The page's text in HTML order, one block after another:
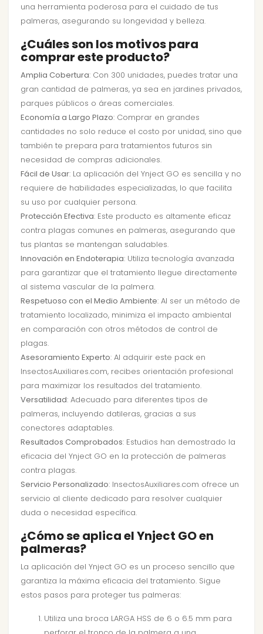
una herramienta poderosa para el cuidado de tus
palmeras, asegurando su longevidad y belleza.
¿Cuáles son los motivos para
comprar este producto?
Amplia Cobertura: Con 300 unidades, puedes tratar una
gran cantidad de palmeras, ya sea en jardines privados,
parques públicos o áreas comerciales.
Economía a Largo Plazo: Comprar en grandes
cantidades no solo reduce el costo por unidad, sino que
también te prepara para tratamientos futuros sin
necesidad de compras adicionales.
Fácil de Usar: La aplicación del Ynject GO es sencilla y no
requiere de habilidades especializadas, lo que facilita
su uso por cualquier persona.
Protección Efectiva: Este producto es altamente eficaz
contra plagas comunes en palmeras, asegurando que
tus plantas se mantengan saludables.
Innovación en Endoterapia: Utiliza tecnología avanzada
para garantizar que el tratamiento llegue directamente
al sistema vascular de la palmera.
Respetuoso con el Medio Ambiente: Al ser un método de
tratamiento localizado, minimiza el impacto ambiental
en comparación con otros métodos de control de
plagas.
Asesoramiento Experto: Al adquirir este pack en
InsectosAuxiliares.com, recibes orientación profesional
para maximizar los resultados del tratamiento.
Versatilidad: Adecuado para diferentes tipos de
palmeras, incluyendo datileras, gracias a sus
conectores adaptables.
Resultados Comprobados: Estudios han demostrado la
eficacia del Ynject GO en la protección de palmeras
contra plagas.
Servicio Personalizado: InsectosAuxiliares.com ofrece un
servicio al cliente dedicado para resolver cualquier
duda o necesidad específica.
¿Cómo se aplica el Ynject GO en
palmeras?
La aplicación del Ynject GO es un proceso sencillo que
garantiza la máxima eficacia del tratamiento. Sigue
estos pasos para proteger tus palmeras:
Utiliza una broca LARGA HSS de 6 o 6.5 mm para